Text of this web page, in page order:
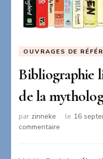
OUVRAGES DE
Bibliographie
de la
par zinneke le 16
commentaire